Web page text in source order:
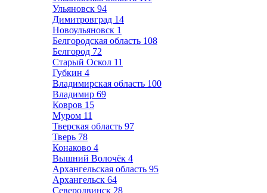
Ульяновск 94
Димитровград 14
Новоульяновск 1
Белгородская область 108
Белгород 72
Старый Оскол 11
Губкин 4
Владимирская область 100
Владимир 69
Ковров 15
Муром 11
Тверская область 97
Тверь 78
Конаково 4
Вышний Волочёк 4
Архангельская область 95
Архангельск 64
Северодвинск 28